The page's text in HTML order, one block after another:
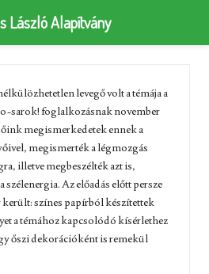
levegő volt a témája a
sarok! foglalkozásnak november
megismerkedetek ennek a
megismerték a légmozgás
illetve megbeszélték azt is,
Az előadás előtt persze
került: színes papírból készítettek
a témához kapcsolódó kísérlethez
őszi dekorációként is remekül
László Alapítvány